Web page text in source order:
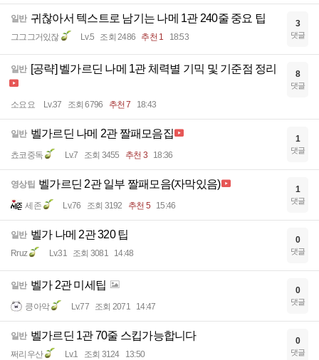
일반 귀찮아서 텍스트로 남기는 나메 1관 240줄 중요 팁
그그그거있잖 Lv.5 조회 2486 추천 1 18:53
3
댓글
일반 [공략] 벨가르딘 나메 1관 체력별 기믹 및 기준점 정리
소요요 Lv.37 조회 6796 추천 7 18:43
8
댓글
일반 벨가르딘 나메 2관 짤패모음집
쵸코중독 Lv.7 조회 3455 추천 3 18:36
1
댓글
영상팁 벨가르딘 2관 일부 짤패모음(자막있음)
세존 Lv.76 조회 3192 추천 5 15:46
1
댓글
일반 벨가 나메 2관 320 팁
Rruz Lv.31 조회 3081 14:48
0
댓글
일반 벨가 2관 미세팁
킁아악 Lv.77 조회 2071 14:47
0
댓글
일반 벨가르딘 1관 70줄 스킵가능합니다
쩌리우산 Lv.1 조회 3124 13:50
0
댓글